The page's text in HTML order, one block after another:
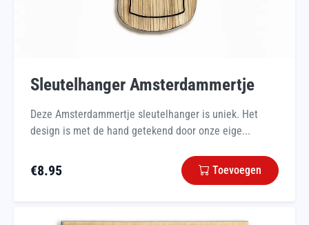
Sleutelhanger Amsterdammertje
Deze Amsterdammertje sleutelhanger is uniek. Het
design is met de hand getekend door onze eige...
€8.95 Toevoegen